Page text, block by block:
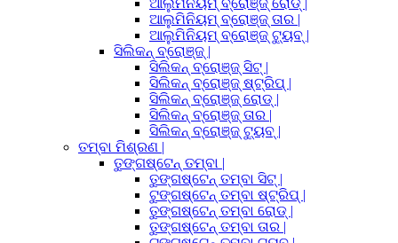
ଆଲୁମିନିୟମ୍ ବ୍ରୋଞ୍ଜ୍ ରୋଡ୍ |
ଆଲୁମିନିୟମ୍ ବ୍ରୋଞ୍ଜ୍ ତାର |
ଆଲୁମିନିୟମ୍ ବ୍ରୋଞ୍ଜ୍ ଟ୍ୟୁବ୍ |
ସିଲିକନ୍ ବ୍ରୋଞ୍ଜ୍ |
ସିଲିକନ୍ ବ୍ରୋଞ୍ଜ୍ ସିଟ୍ |
ସିଲିକନ୍ ବ୍ରୋଞ୍ଜ୍ ଷ୍ଟ୍ରିପ୍ |
ସିଲିକନ୍ ବ୍ରୋଞ୍ଜ୍ ରୋଡ୍ |
ସିଲିକନ୍ ବ୍ରୋଞ୍ଜ୍ ତାର |
ସିଲିକନ୍ ବ୍ରୋଞ୍ଜ୍ ଟ୍ୟୁବ୍ |
ତମ୍ବା ମିଶ୍ରଣ |
ତୁଙ୍ଗଷ୍ଟେନ୍ ତମ୍ବା |
ତୁଙ୍ଗଷ୍ଟେନ୍ ତମ୍ବା ସିଟ୍ |
ଟୁଙ୍ଗଷ୍ଟେନ୍ ତମ୍ବା ଷ୍ଟ୍ରିପ୍ |
ତୁଙ୍ଗଷ୍ଟେନ୍ ତମ୍ବା ରୋଡ୍ |
ତୁଙ୍ଗଷ୍ଟେନ୍ ତମ୍ବା ତାର |